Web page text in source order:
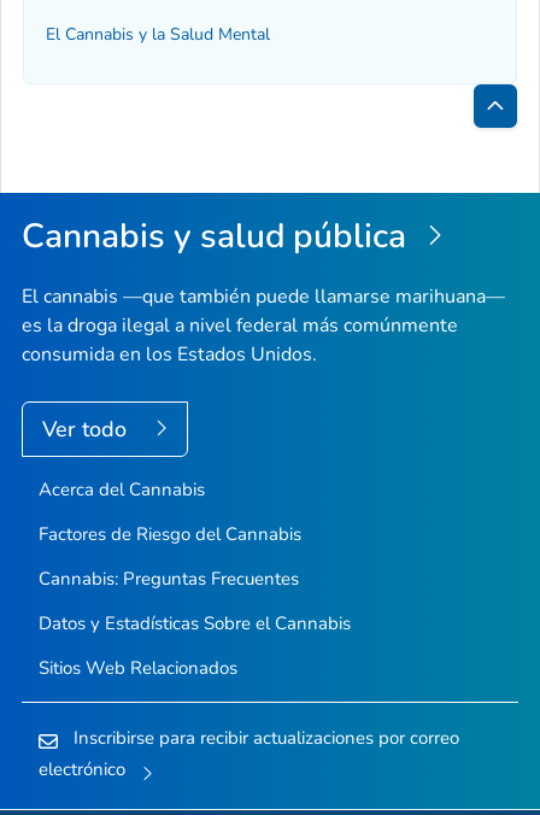
El Cannabis y la Salud Mental
la
Cannabis y salud pública
El cannabis —que también puede llamarse marihuana—
es la droga ilegal a nivel federal más comúnmente
consumida en los Estados Unidos.
Ver todo
Acerca del Cannabis
Factores de Riesgo del Cannabis
Cannabis: Preguntas Frecuentes
Datos y Estadísticas Sobre el Cannabis
Sitios Web Relacionados
Inscribirse para recibir actualizaciones por correo
electrónico